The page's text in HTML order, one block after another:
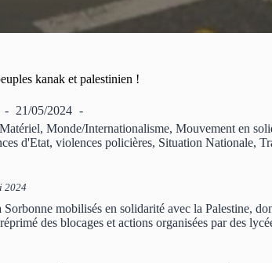
kanak et palestinien !
21/05/2024
Matériel, Monde/Internationalisme, Mouvement en
d'Etat, violences policières, Situation Nationale,
2024
mobilisés en solidarité avec la Palestine,
des blocages et actions organisées par des